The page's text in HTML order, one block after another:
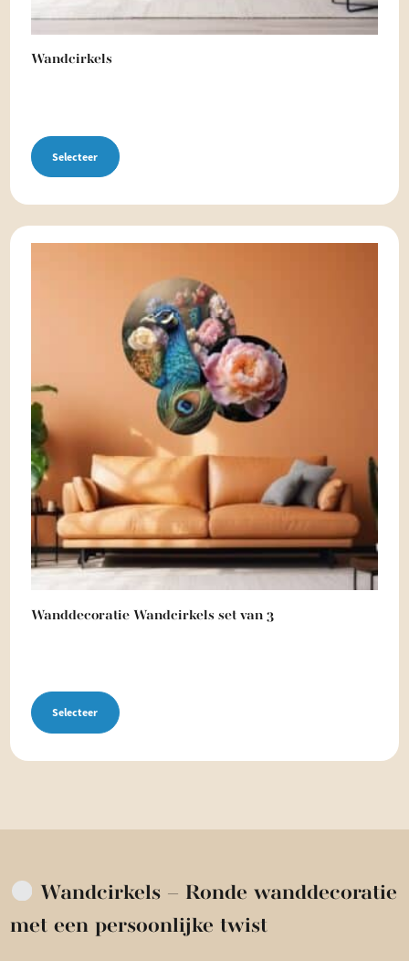
Wandcirkels
Selecteer
Wanddecoratie Wandcirkels set van 3
Selecteer
Wandcirkels – Ronde wanddecoratie
met een persoonlijke twist